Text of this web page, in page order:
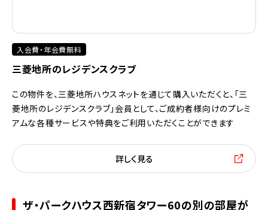
入会費・年会費無料
三菱地所のレジデンスクラブ
この物件を、三菱地所ハウスネットを通じて購入いただくと、「三
菱地所のレジデンスクラブ」会員として、ご成約者様向けのプレミ
アムな各種サービスや特典をご利用いただくことができます
詳しく見る
ザ・パークハウス西新宿タワー60の別の部屋が